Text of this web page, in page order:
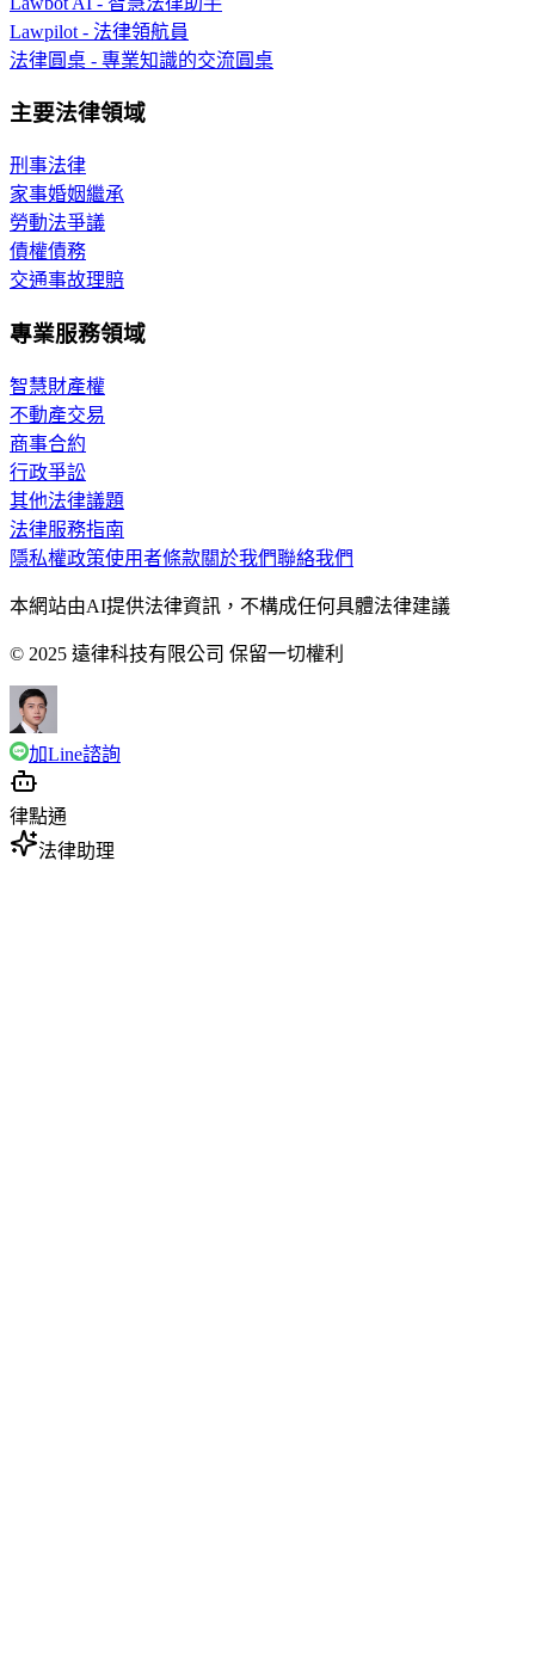
Lawpilot - 法律領航員
法律圓桌 - 專業知識的交流圓桌
主要法律領域
刑事法律
家事婚姻繼承
勞動法爭議
債權債務
交通事故理賠
專業服務領域
智慧財產權
不動產交易
商事合約
行政爭訟
其他法律議題
法律服務指南
隱私權政策使用者條款關於我們聯絡我們
本網站由AI提供法律資訊，不構成任何具體法律建議
© 2025 遠律科技有限公司 保留一切權利
加Line諮詢
律點通
法律助理